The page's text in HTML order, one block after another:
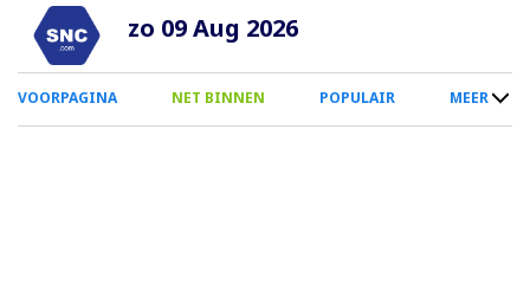
Overslaan
naar
inhoud
zo 09 Aug 2026
0
Smartphone
VOORPAGINA NET BINNEN POPULAIR MEER